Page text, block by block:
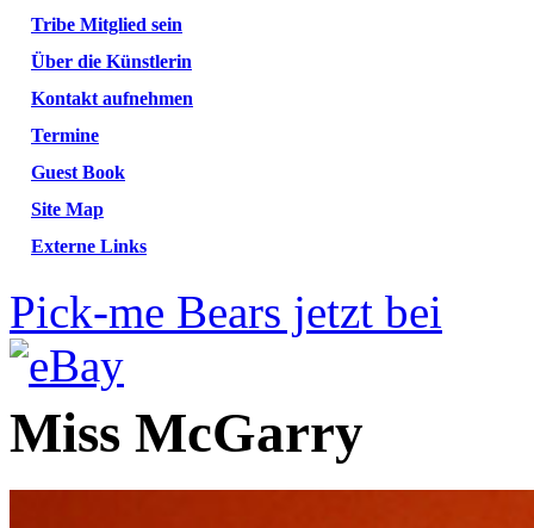
Tribe Mitglied sein
Über die Künstlerin
Kontakt aufnehmen
Termine
Guest Book
Site Map
Externe Links
Pick-me Bears jetzt bei
Miss McGarry